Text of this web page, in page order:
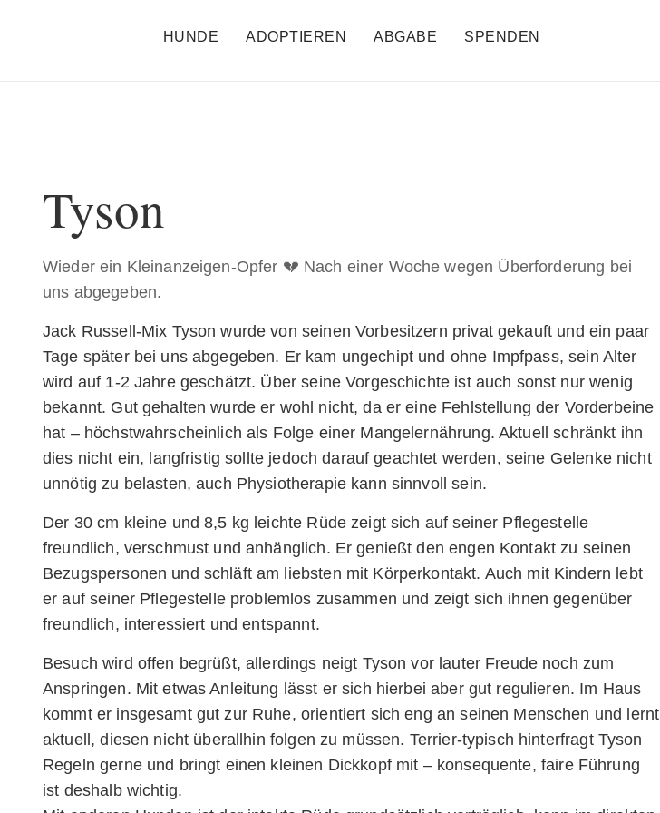
HUNDE ADOPTIEREN ABGABE SPENDEN
Tyson
Wieder ein Kleinanzeigen-Opfer 💔 Nach einer Woche wegen Überforderung bei
uns abgegeben.
Jack Russell-Mix Tyson wurde von seinen Vorbesitzern privat gekauft und ein paar
Tage später bei uns abgegeben. Er kam ungechipt und ohne Impfpass, sein Alter
wird auf 1-2 Jahre geschätzt. Über seine Vorgeschichte ist auch sonst nur wenig
bekannt. Gut gehalten wurde er wohl nicht, da er eine Fehlstellung der Vorderbeine
hat – höchstwahrscheinlich als Folge einer Mangelernährung. Aktuell schränkt ihn
dies nicht ein, langfristig sollte jedoch darauf geachtet werden, seine Gelenke nicht
unnötig zu belasten, auch Physiotherapie kann sinnvoll sein.
Der 30 cm kleine und 8,5 kg leichte Rüde zeigt sich auf seiner Pflegestelle
freundlich, verschmust und anhänglich. Er genießt den engen Kontakt zu seinen
Bezugspersonen und schläft am liebsten mit Körperkontakt. Auch mit Kindern lebt
er auf seiner Pflegestelle problemlos zusammen und zeigt sich ihnen gegenüber
freundlich, interessiert und entspannt.
Besuch wird offen begrüßt, allerdings neigt Tyson vor lauter Freude noch zum
Anspringen. Mit etwas Anleitung lässt er sich hierbei aber gut regulieren. Im Haus
kommt er insgesamt gut zur Ruhe, orientiert sich eng an seinen Menschen und lernt
aktuell, diesen nicht überallhin folgen zu müssen. Terrier-typisch hinterfragt Tyson
Regeln gerne und bringt einen kleinen Dickkopf mit – konsequente, faire Führung
ist deshalb wichtig.